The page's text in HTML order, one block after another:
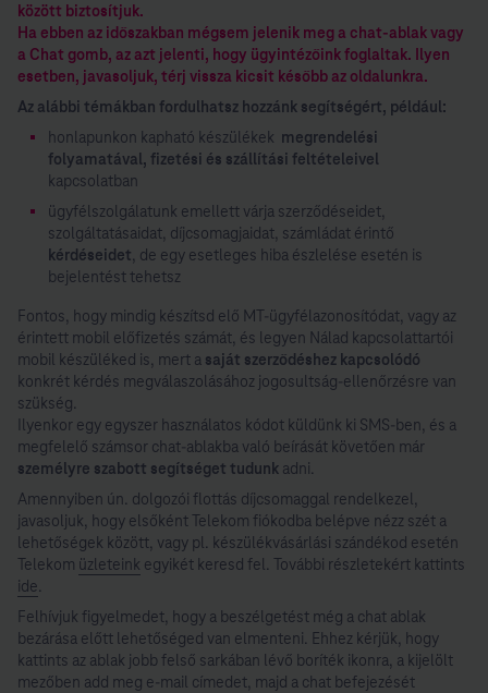
között biztosítjuk.
Ha ebben az időszakban mégsem jelenik meg a chat-ablak vagy
a Chat gomb, az azt jelenti, hogy ügyintézőink foglaltak. Ilyen
esetben, javasoljuk, térj vissza kicsit később az oldalunkra.
Az alábbi témákban fordulhatsz hozzánk segítségért, például:
honlapunkon kapható készülékek megrendelési
folyamatával, fizetési és szállítási feltételeivel
kapcsolatban
ügyfélszolgálatunk emellett várja szerződéseidet,
szolgáltatásaidat, díjcsomagjaidat, számládat érintő
kérdéseidet, de egy esetleges hiba észlelése esetén is
bejelentést tehetsz
Fontos, hogy mindig készítsd elő MT-ügyfélazonosítódat, vagy az
érintett mobil előfizetés számát, és legyen Nálad kapcsolattartói
mobil készüléked is, mert a saját szerződéshez kapcsolódó
konkrét kérdés megválaszolásához jogosultság-ellenőrzésre van
szükség.
Ilyenkor egy egyszer használatos kódot küldünk ki SMS-ben, és a
megfelelő számsor chat-ablakba való beírását követően már
személyre szabott segítséget tudunk adni.
Amennyiben ún. dolgozói flottás díjcsomaggal rendelkezel,
javasoljuk, hogy elsőként Telekom fiókodba belépve nézz szét a
lehetőségek között, vagy pl. készülékvásárlási szándékod esetén
Telekom üzleteink egyikét keresd fel. További részletekért kattints
ide.
Felhívjuk figyelmedet, hogy a beszélgetést még a chat ablak
bezárása előtt lehetőséged van elmenteni. Ehhez kérjük, hogy
kattints az ablak jobb felső sarkában lévő boríték ikonra, a kijelölt
mezőben add meg e-mail címedet, majd a chat befejezését